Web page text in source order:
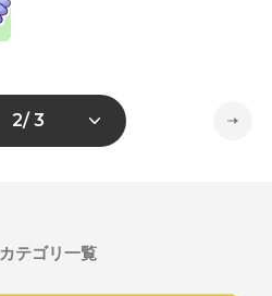
2/ 3
カテゴリ一覧